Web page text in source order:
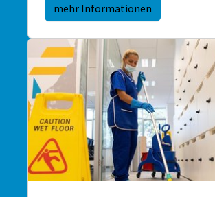
mehr Informationen